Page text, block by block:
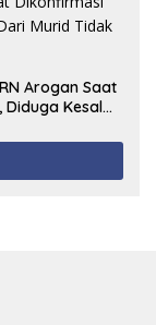
Arogan Saat
Kesal